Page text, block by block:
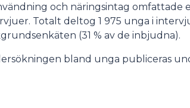
och näringsintag omfattade
Totalt deltog 1 975 unga i
(31 % av de inbjudna).
bland unga publiceras